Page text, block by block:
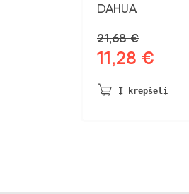
DAHUA
21,68€
Pradinė
buvo:
11,28 €
11,28 €.
Į krepšelį